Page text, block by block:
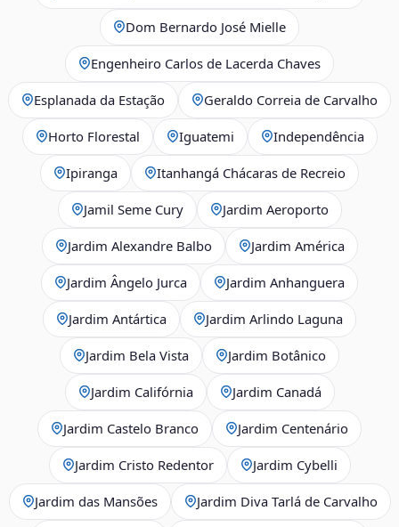
Dom Bernardo José Mielle
Engenheiro Carlos de Lacerda Chaves
Esplanada da Estação Geraldo Correia de Carvalho
Horto Florestal Iguatemi Independência
Ipiranga Itanhangá Chácaras de Recreio
Jamil Seme Cury Jardim Aeroporto
Jardim Alexandre Balbo Jardim América
Jardim Ângelo Jurca Jardim Anhanguera
Jardim Antártica Jardim Arlindo Laguna
Jardim Bela Vista Jardim Botânico
Jardim Califórnia Jardim Canadá
Jardim Castelo Branco Jardim Centenário
Jardim Cristo Redentor Jardim Cybelli
Jardim das Mansões Jardim Diva Tarlá de Carvalho